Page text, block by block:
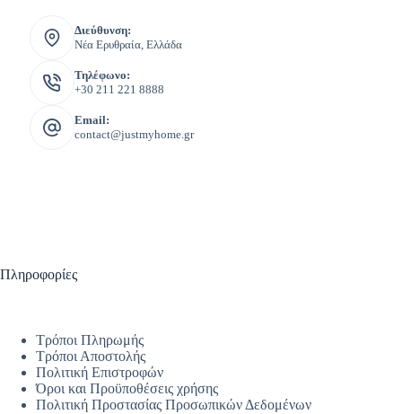
Διεύθυνση:
Νέα Ερυθραία, Ελλάδα
Τηλέφωνο:
+30 211 221 8888
Email:
contact@justmyhome.gr
Πληροφορίες
Τρόποι Πληρωμής
Τρόποι Αποστολής
Πολιτική Επιστροφών
Όροι και Προϋποθέσεις χρήσης
Πολιτική Προστασίας Προσωπικών Δεδομένων